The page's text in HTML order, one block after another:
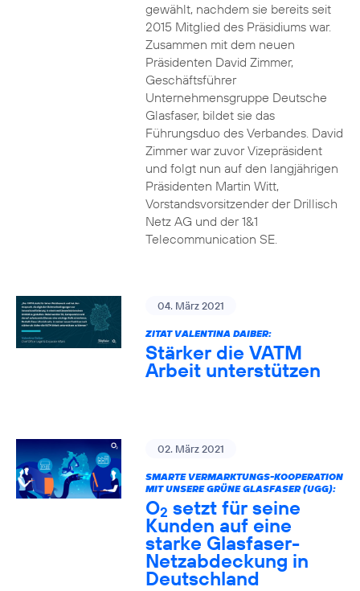
gewählt, nachdem sie bereits seit
2015 Mitglied des Präsidiums war.
Zusammen mit dem neuen
Präsidenten David Zimmer,
Geschäftsführer
Unternehmensgruppe Deutsche
Glasfaser, bildet sie das
Führungsduo des Verbandes. David
Zimmer war zuvor Vizepräsident
und folgt nun auf den langjährigen
Präsidenten Martin Witt,
Vorstandsvorsitzender der Drillisch
Netz AG und der 1&1
Telecommunication SE.
04. März 2021
ZITAT VALENTINA DAIBER:
Stärker die VATM
Arbeit unterstützen
02. März 2021
SMARTE VERMARKTUNGS-KOOPERATION
MIT UNSERE GRÜNE GLASFASER (UGG):
O2 setzt für seine
Kunden auf eine
starke Glasfaser-
Netzabdeckung in
Deutschland